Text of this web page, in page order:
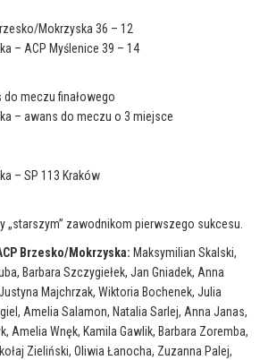
Mokrzyska 36 – 12
– ACP Myślenice 39 – 14
do meczu finałowego
– awans do meczu o 3 miejsce
– SP 113 Kraków
„starszym” zawodnikom pierwszego sukcesu.
Brzesko/Mokrzyska: Maksymilian Skalski,
Barbara Szczygiełek, Jan Gniadek, Anna
Majchrzak, Wiktoria Bochenek, Julia
Amelia Salamon, Natalia Sarlej, Anna Janas,
Amelia Wnęk, Kamila Gawlik, Barbara Zoremba,
Zieliński, Oliwia Łanocha, Zuzanna Palej,